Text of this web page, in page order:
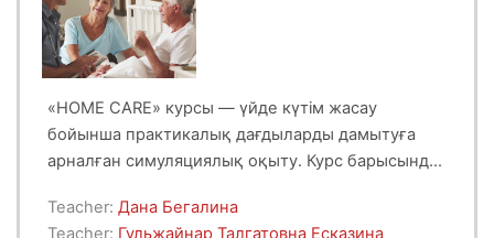
дейінгі жүйелі түсінік береді.
«HOME CARE» курсы — үйде күтім жасау
бойынша практикалық дағдыларды дамытуға
арналған симуляциялық оқыту. Курс барысында
қауіпсіздік ережелерін және науқастар мен
Teacher: Дана Бегалина
Teacher: Гульжайнар Талгатовна Есказина